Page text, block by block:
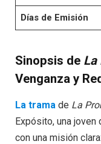
Días de Emisión
Sinopsis de La
Venganza y
La trama de La
Expósito, una
con una misión